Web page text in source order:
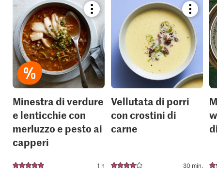
Bookmark
recipe
or
add
it
to
your
collections.
Minestra di verdure
e lenticchie con
merluzzo e pesto ai
capperi
1 h
recipe
or
add
it
to
your
Vellutata di porri
con crostini di
carne
30 min.